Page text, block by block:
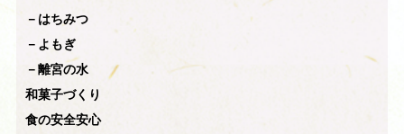
－はちみつ
－よもぎ
－離宮の水
和菓子づくり
食の安全安心